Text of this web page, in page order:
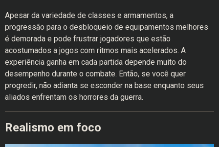
Apesar da variedade de classes e armamentos, a
progressão para o desbloqueio de equipamentos melhores
é demorada e pode frustrar jogadores que estão
acostumados a jogos com ritmos mais acelerados. A
experiência ganha em cada partida depende muito do
desempenho durante o combate. Então, se você quer
progredir, não adianta se esconder na base enquanto seus
aliados enfrentam os horrores da guerra.
Realismo em foco